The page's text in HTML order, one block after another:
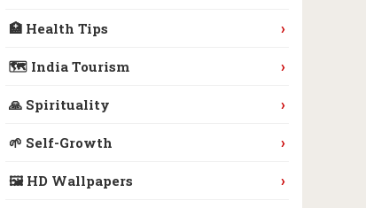
🏥 Health Tips ›
🗺️ India Tourism ›
🙏 Spirituality ›
🌱 Self-Growth ›
🖼️ HD Wallpapers ›